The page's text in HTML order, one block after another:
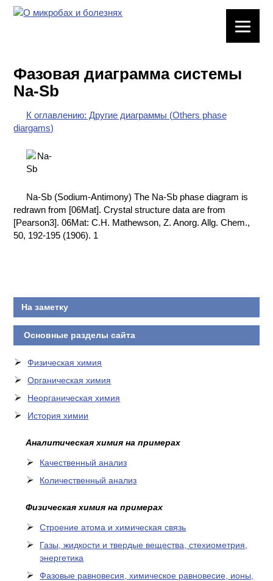
ХИМИЧЕСКАЯ
ПОСУДА
ВРЕДНЫЕ
ФАКТОРЫ
ХИМИЯ НА
ПРОИЗВОДСТВЕ
Фазовая диаграмма системы
Na-Sb
К оглавлению: Другие диаграммы (Others phase
diargams)
Na-Sb (Sodium-Antimony) The Na-Sb phase diagram is
redrawn from [06Mat]. Crystal structure data are from
[Pearson3]. 06Mat: C.H. Mathewson, Z. Anorg. Allg. Chem.,
50, 192-195 (1906). 1
На заметку
Основные разделы сайта
Физическая химия
Органическая химия
Неорганическая химия
История химии
Аналитическая химия на примерах
Качественный анализ
Количественный анализ
Физическая химия на примерах
Cтроение атома и химическая связь
Газы, жидкости и твердые вещества, стехиометрия,
энергетика
Фазовые равновесия, химическое равновесие, ионы,